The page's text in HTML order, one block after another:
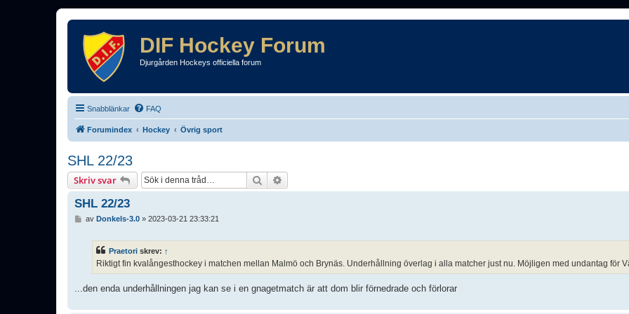
DIF Hockey Forum
Djurgården Hockeys officiella forum
Snabblänkar FAQ
Forumindex Hockey Övrig sport
SHL 22/23
Skriv svar Sök
SHL 22/23
av Donkels-3.0» 2023-03-21 23:33:21
Praetori skrev: ↑
Riktigt fin kvalångesthockey i matchen mellan Malmö och Brynäs. Underhållning överlag i alla matcher just nu. Möjligen med undantag för
...den enda underhållningen jag kan se i en gnagetmatch är att dom blir förnedrade och förlorar